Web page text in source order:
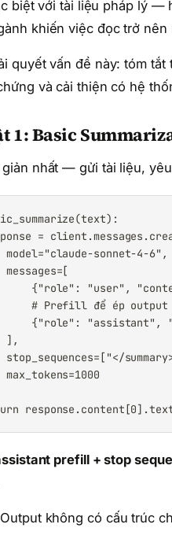
biệt với tài liệu pháp lý —
khiến việc đọc trở nên
quyết vấn đề này: tóm
và cải thiện có hệ
1: Basic
giản nhất — gửi tài liệu,
=
model="claude-sonnet-4-6",
messages=[
{"role": "user",
# Prefill để ép output
{"role": "assistant",
],
stop_sequences=["</
max_tokens=1000
prefill + stop
Output không có cấu trúc